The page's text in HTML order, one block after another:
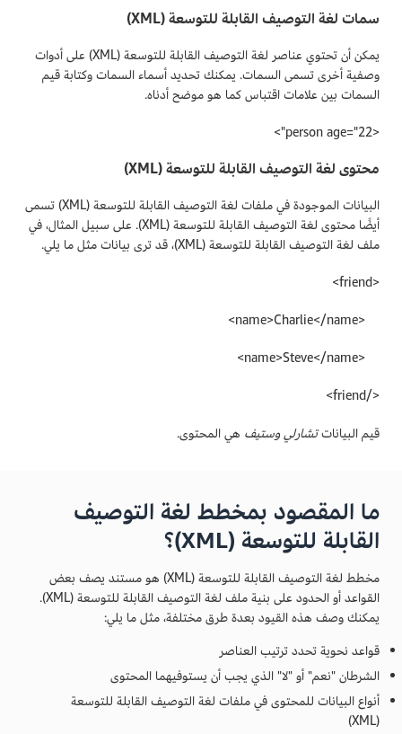
سمات لغة التوصيف القابلة للتوسعة (XML)
يمكن أن تحتوي عناصر لغة التوصيف القابلة للتوسعة (XML) على أدوات
وصفية أخرى تسمى السمات. يمكنك تحديد أسماء السمات وكتابة قيم
السمات بين علامات اقتباس كما هو موضح أدناه.
<person age="22">
محتوى لغة التوصيف القابلة للتوسعة (XML)
البيانات الموجودة في ملفات لغة التوصيف القابلة للتوسعة (XML) تسمى
أيضًا محتوى لغة التوصيف القابلة للتوسعة (XML). على سبيل المثال، في
ملف لغة التوصيف القابلة للتوسعة (XML)، قد ترى بيانات مثل ما يلي.
<friend>
<name>Charlie</name>
<name>Steve</name>
</friend>
قيم البياناتتشارليوستيف هي المحتوى.
ما المقصود بمخطط لغة التوصيف
القابلة للتوسعة (XML)؟
مخطط لغة التوصيف القابلة للتوسعة (XML) هو مستند يصف بعض
القواعد أو الحدود على بنية ملف لغة التوصيف القابلة للتوسعة (XML).
يمكنك وصف هذه القيود بعدة طرق مختلفة، مثل ما يلي:
قواعد نحوية تحدد ترتيب العناصر
الشرطان "نعم" أو "لا" الذي يجب أن يستوفيهما المحتوى
أنواع البيانات للمحتوى في ملفات لغة التوصيف القابلة للتوسعة
(XML)